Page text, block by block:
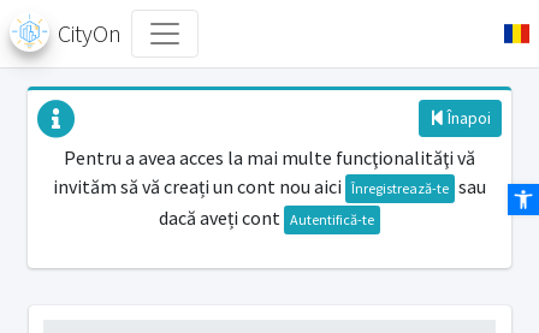
CityOn
Înapoi
Pentru a avea acces la mai multe funcţionalităţi vă
invităm să vă creați un cont nou aici Înregistrează-te sau
dacă aveți cont Autentifică-te